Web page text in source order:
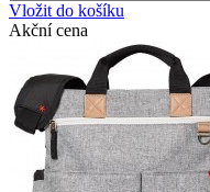
Vložit do košíku
Akční cena